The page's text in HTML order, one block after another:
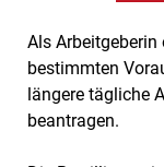
Als Arbeitgeberin
bestimmten
längere tägliche
beantragen.